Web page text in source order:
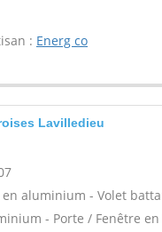
: Energ co
Lavilledieu
en aluminium - Volet
- Porte / Fenêtre en